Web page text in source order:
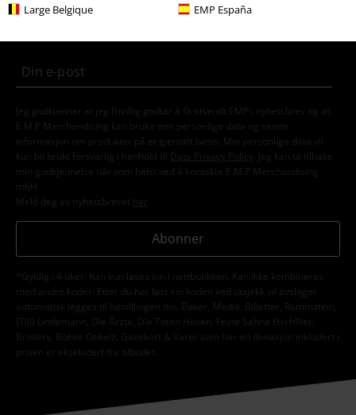
Large Belgique EMP España
Få en rabattkode på 15% når du blir abonnent!
Jeg godkjenner at jeg frivillig godtar å få tilsendt EMPs nyhetsbrev og at
E.M.P Merchandising kan bruke min personlige data og sende
informasjon om produkter på et gjentatt basis. Min personlige data vil
kun bli brukt forsvarlig i henhold til
Data Privacy Policy
. Jeg kan ta tilbake
min godkjennelse når som helst ved å kontakte E.M.P Merchandising
mbH
Meld deg av nyhetsbrevet her
Abonner
*Gyldig i 4 uker. Kan kun løses inn i nettbutikken. Kan ikke kombineres
med andre koder. Etter du har løst inn koden ved utsjekk vil avslaget
automatisk legges til bestillingen din. Bøker, Media, Billetter, Rammstein,
(Till) Lindemann, Die Ärzte, Die Toten Hosen, Feine Sahne Fischfilet,
Broilers, Böhse Onkelz, Gavekort & Varer som har en donasjon inkludert i
prisen er ekskludert fra tilbudet.